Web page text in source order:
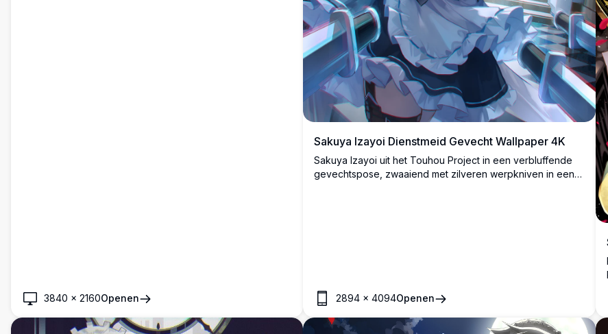
3840 × 2160Openen
Sakuya Izayoi Dienstmeid Gevecht Wallpaper 4K
Sakuya Izayoi uit het Touhou Project in een verbluffende
gevechtspose, zwaaiend met zilveren werpkniven in een
2894 ×4094Openen